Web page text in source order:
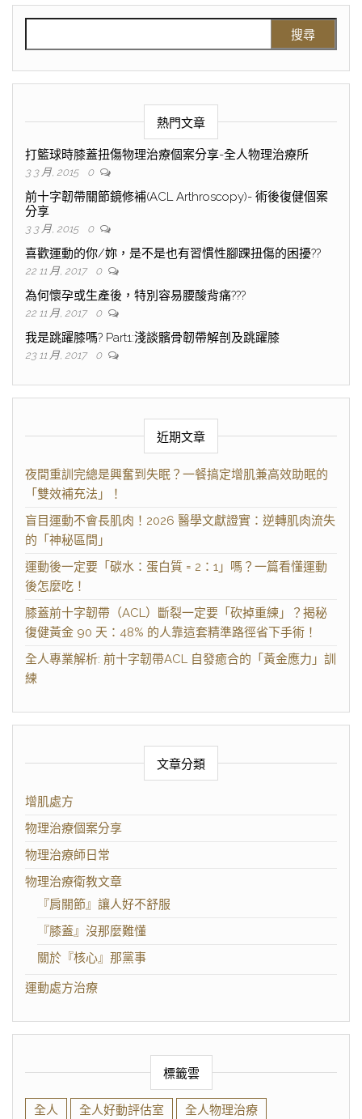
熱門文章
打籃球時膝蓋扭傷物理治療個案分享-全人物理治療所
3 3 月, 2015 0
前十字韌帶關節鏡修補(ACL Arthroscopy)- 術後復健個案
分享
3 3 月, 2015 0
喜歡運動的你/妳，是不是也有習慣性腳踝扭傷的困擾??
22 11 月, 2017 0
為何懷孕或生產後，特別容易腰酸背痛???
22 11 月, 2017 0
我是跳躍膝嗎? Part1:淺談髕骨韌帶解剖及跳躍膝
23 11 月, 2017 0
近期文章
夜間重訓完總是興奮到失眠？一餐搞定增肌兼高效助眠的
「雙效補充法」！
盲目運動不會長肌肉！2026 醫學文獻證實：逆轉肌肉流失
的「神秘區間」
運動後一定要「碳水：蛋白質 = 2：1」嗎？一篇看懂運動
後怎麼吃！
膝蓋前十字韌帶（ACL）斷裂一定要「砍掉重練」？揭秘
復健黃金 90 天：48% 的人靠這套精準路徑省下手術！
全人專業解析: 前十字韌帶ACL 自發癒合的「黃金應力」訓
練
文章分類
增肌處方
物理治療個案分享
物理治療師日常
物理治療衛教文章
『肩關節』讓人好不舒服
『膝蓋』沒那麼難懂
關於『核心』那黨事
運動處方治療
標籤雲
全人 全人好動評估室 全人物理治療